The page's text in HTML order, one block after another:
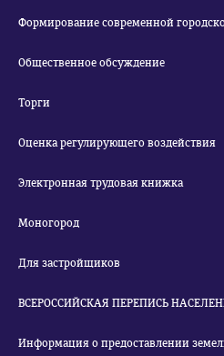
Формирование современной
Общественное обсуждение
Торги
Оценка регулирующего воздействия
Электронная трудовая книжка
Моногород
Для застройщиков
ВСЕРОССИЙСКАЯ ПЕРЕПИСЬ
Информация о предоставлении